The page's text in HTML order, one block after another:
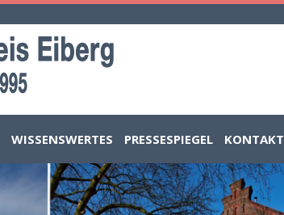
WISSENSWERTES PRESSESPIEGEL KONTAKT